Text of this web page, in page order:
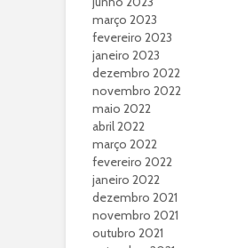
março 2023
fevereiro 2023
janeiro 2023
dezembro 2022
novembro 2022
maio 2022
abril 2022
março 2022
fevereiro 2022
janeiro 2022
dezembro 2021
novembro 2021
outubro 2021